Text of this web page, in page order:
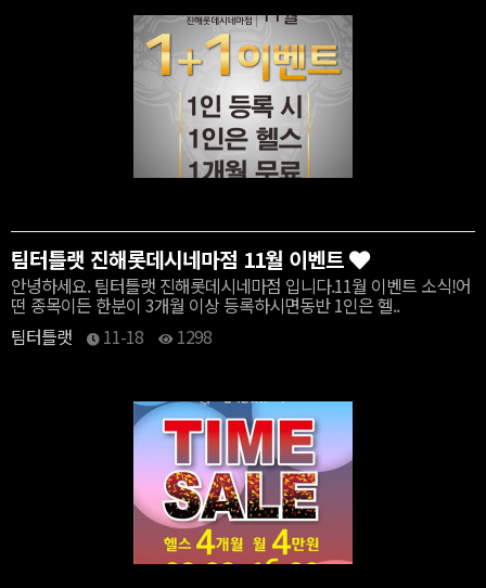
팀터틀랫 진해롯데시네마점 11월 이벤트
안녕하세요. 팀터틀랫 진해롯데시네마점 입니다.11월 이벤트 소식!어
떤 종목이든 한분이 3개월 이상 등록하시면동반 1인은 헬..
팀터틀랫
11-18 1298